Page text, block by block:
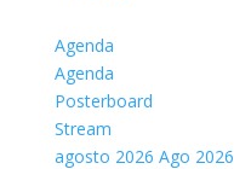
Agenda
Agenda
Posterboard
Stream
agosto 2026 Ago 2026